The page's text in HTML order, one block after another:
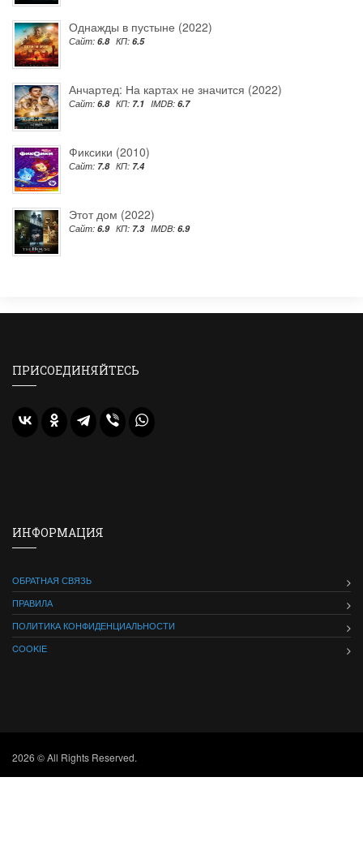
Однажды в пустыне (2022)
Сайт: 6.8 КП: 6.5
Анчартед: На картах не значится (2022)
Сайт: 6.8 КП: 7.1 IMDB: 6.7
Фиксики (2010)
Сайт: 7.8 КП: 7.4
Этот дом (2022)
Сайт: 6.9 КП: 7.3 IMDB: 6.9
ПРИСОЕДИНЯЙТЕСЬ
ИНФОРМАЦИЯ
ОБРАТНАЯ СВЯЗЬ
ПРАВИЛА
ПОЛИТИКА КОНФИДЕНЦИАЛЬНОСТИ
COOKIE
2026 © All Rights Reserved.